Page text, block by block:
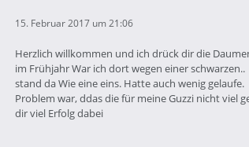
15. Februar 2017 um 21:06
Herzlich willkommen und ich drück dir die
im Frühjahr War ich dort wegen einer schwarzen..
stand da Wie eine eins. Hatte auch wenig gelaufe.
Problem war, ddas die für meine Guzzi nicht viel
dir viel Erfolg dabei